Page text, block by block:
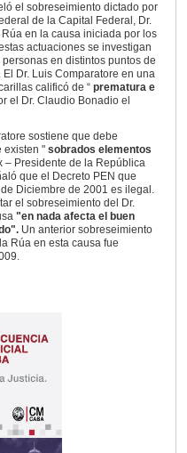
el sobreseimiento dictado por
de la Capital Federal, Dr.
en la causa iniciada por los
actuaciones se investigan
en distintos puntos de
Dr. Luis Comparatore en una
calificó de “ prematura e
el Dr. Claudio Bonadio el
sostiene que debe
existen " sobrados elementos
– Presidente de la República
que el
Decreto PEN que
Diciembre de 2001 es ilegal.
el sobreseimiento del Dr.
"en nada afecta el buen
Un anterior sobreseimiento
Rúa en esta causa fue